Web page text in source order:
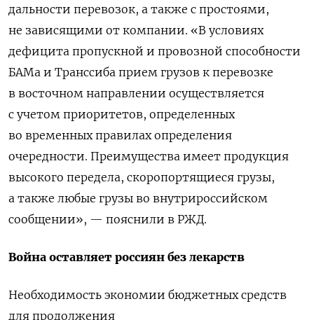
дальности перевозок, а также с простоями,
не зависящими от компании. «В условиях
дефицита пропускной и провозной способности
БАМа и Транссиба прием грузов к перевозке
в восточном направлении осуществляется
с учетом приоритетов, определенных
во временных правилах определения
очередности. Преимущества имеет продукция
высокого передела, скоропортящиеся грузы,
а также любые грузы во внутрироссийском
сообщении», — пояснили в РЖД.
Война оставляет россиян без лекарств
Необходимость экономии бюджетных средств
для продолжения